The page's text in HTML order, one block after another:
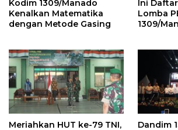
Kodim 1309/Manado
Kenalkan Matematika
dengan Metode Gasing
Ini
Lomba
1309/
Meriahkan HUT ke-79 TNI,
Dandim